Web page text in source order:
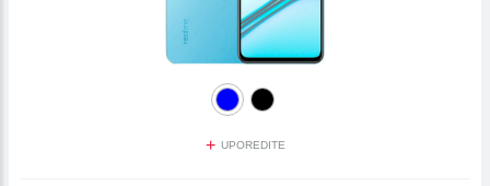
+ UPOREDITE